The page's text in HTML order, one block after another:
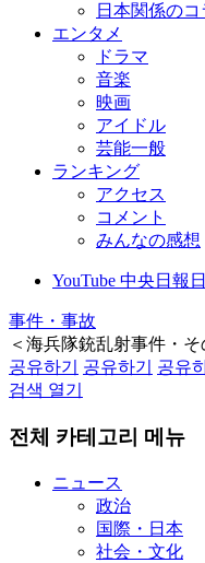
日本関係のコ
エンタメ
ドラマ
音楽
映画
アイドル
芸能一般
ランキング
アクセス
コメント
みんなの感想
YouTube 中央日報
事件・事故
＜海兵隊銃乱射事件・
공유하기
공유하기
공유
검색 열기
전체 카테고리 메뉴
ニュース
政治
国際・日本
社会・文化